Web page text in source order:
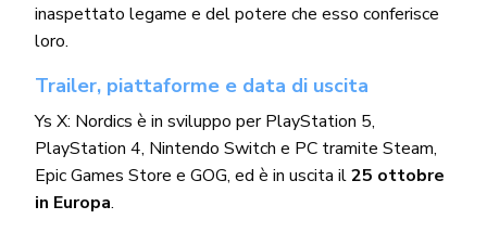
inaspettato legame e del potere che esso conferisce
loro.
Trailer, piattaforme e data di uscita
Ys X: Nordics è in sviluppo per PlayStation 5,
PlayStation 4, Nintendo Switch e PC tramite Steam,
Epic Games Store e GOG, ed è in uscita il25 ottobre
in Europa.